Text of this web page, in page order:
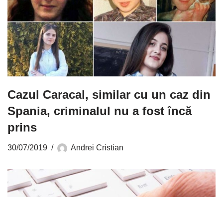
Cazul Caracal, similar cu un caz din
Spania, criminalul nu a fost încă
prins
30/07/2019 Andrei Cristian